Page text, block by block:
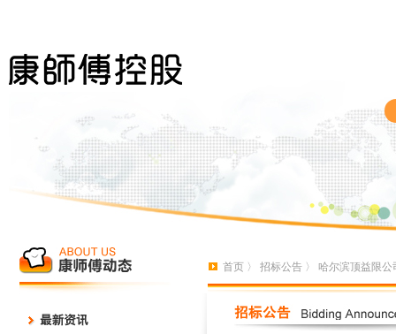
首页 〉 招标公告 〉 哈尔滨顶益限